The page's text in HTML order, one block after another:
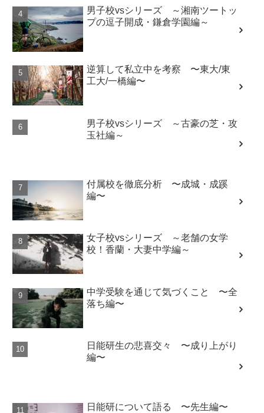
男子校vsシリーズ ～湘南ツートッ
プの逗子開成・鎌倉学園編～
逆算して私立中を考察 〜東大/東
工大/一橋編〜
男子校vsシリーズ ～古豪の芝・攻
玉社編～
付属校を徹底分析 〜成城・成蹊
編〜
女子校vsシリーズ ～老舗の女学
校！香蘭・大妻中学編～
中学受験を通じて気づくこと 〜全
落ち編〜
日能研生の悲喜交々 〜成り上がり
編〜
日能研について語る 〜先生編〜